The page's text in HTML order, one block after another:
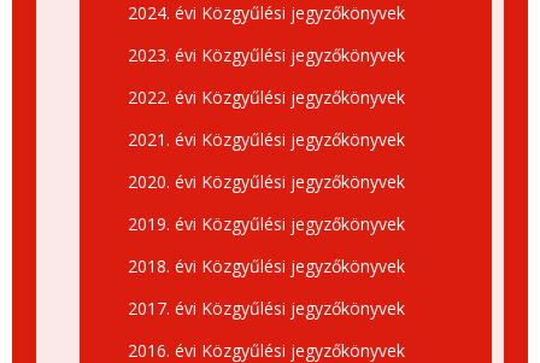
2024. évi Közgyűlési jegyzőkönyvek
2023. évi Közgyűlési jegyzőkönyvek
2022. évi Közgyűlési jegyzőkönyvek
2021. évi Közgyűlési jegyzőkönyvek
2020. évi Közgyűlési jegyzőkönyvek
2019. évi Közgyűlési jegyzőkönyvek
2018. évi Közgyűlési jegyzőkönyvek
2017. évi Közgyűlési jegyzőkönyvek
2016. évi Közgyűlési jegyzőkönyvek